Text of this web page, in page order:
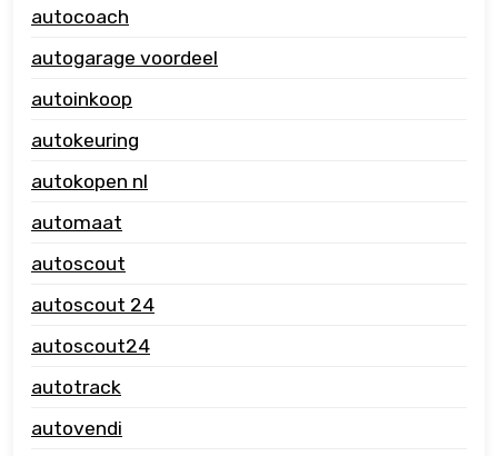
autocoach
autogarage voordeel
autoinkoop
autokeuring
autokopen nl
automaat
autoscout
autoscout 24
autoscout24
autotrack
autovendi